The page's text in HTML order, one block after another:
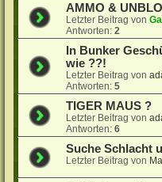
AMMO &
Letzter Beitrag von
Antworten:2
In Bunker
wie ??!
Letzter Beitrag von
Antworten:5
TIGER MAUS ?
Letzter Beitrag von
Antworten:6
Suche Schlacht
Letzter Beitrag von